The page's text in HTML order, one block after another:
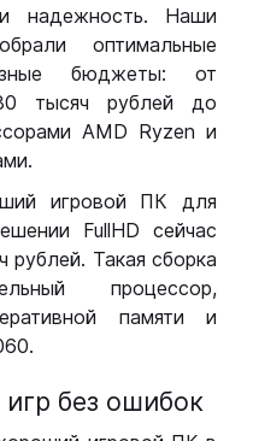
надежность. Наши
оптимальные
бюджеты: от
тысяч рублей до
AMD Ryzen и
игровой ПК для
FullHD сейчас
рублей. Такая сборка
процессор,
памяти и
без ошибок